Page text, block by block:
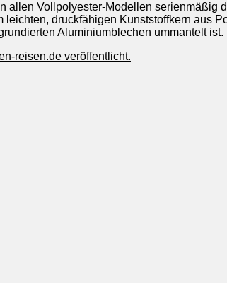
allen Vollpolyester-Modellen serienmäßig
druckfähigen Kunststoffkern aus
Aluminiumblechen ummantelt ist.
reisen.de veröffentlicht.